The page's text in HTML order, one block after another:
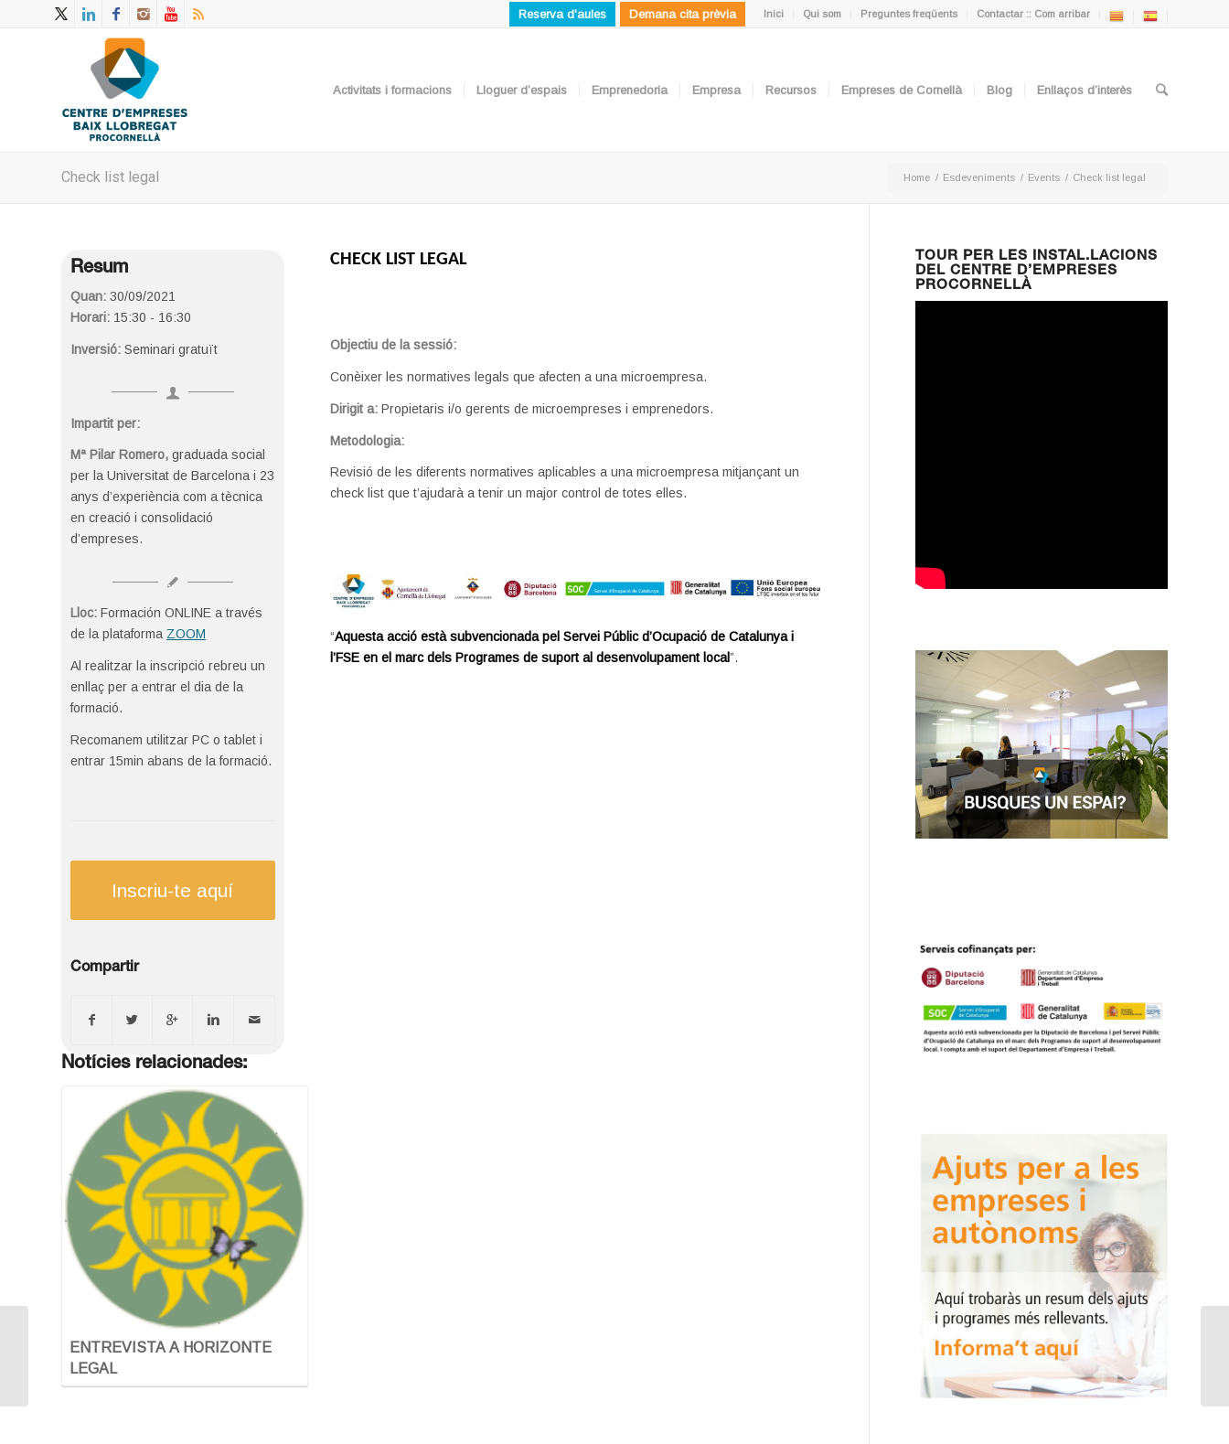
Inici Qui som Preguntes freqüents Contactar :: Com arribar
Reserva d'aules Demana cita prèvia
Activitats i formacions Lloguer d’espais Emprenedoria Empresa Recursos Empreses de Cornellà Blog Enllaços d’interès
Check list legal Home / Esdeveniments / Events / Check list legal
Resum
Quan: 30/09/2021
Horari: 15:30 - 16:30
Inversió: Seminari gratuït
Impartit per:
Mª Pilar Romero, graduada social
per la Universitat de Barcelona i 23
anys d’experiència com a tècnica
en creació i consolidació
d’empreses.
Lloc: Formación ONLINE a través
de la plataforma ZOOM
Al realitzar la inscripció rebreu un
enllaç per a entrar el dia de la
formació.
Recomanem utilitzar PC o tablet i
entrar 15min abans de la formació.
Inscriu-te aquí
Compartir
CHECK LIST LEGAL
Objectiu de la sessió:
Conèixer les normatives legals que afecten a una microempresa.
Dirigit a:Propietaris i/o gerents de microempreses i emprenedors.
Metodologia:
Revisió de les diferents normatives aplicables a una microempresa mitjançant un
check list que t’ajudarà a tenir un major control de totes elles.
“Aquesta acció està subvencionada pel Servei Públic d’Ocupació de Catalunya i
l’FSE en el marc dels Programes de suport al desenvolupament local”.
Notícies relacionades:
ENTREVISTA A HORIZONTE
LEGAL
TOUR PER LES INSTAL.LACIONS
DEL CENTRE D’EMPRESES
PROCORNELLÀ
EMPRESA I APRÈN A GESTIONAR-